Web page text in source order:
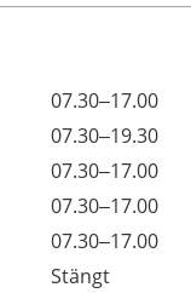
07.30–17.00
07.30–19.30
07.30–17.00
07.30–17.00
07.30–17.00
Stängt